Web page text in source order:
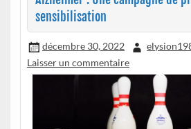
sensibilisation
décembre 30, 2022
Laisser un commentaire